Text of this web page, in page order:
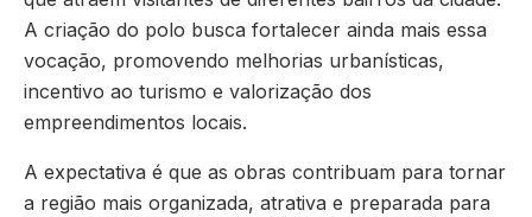
A criação do polo busca fortalecer ainda mais essa
vocação, promovendo melhorias urbanísticas,
incentivo ao turismo e valorização dos
empreendimentos locais.
A expectativa é que as obras contribuam para tornar
a região mais organizada, atrativa e preparada para